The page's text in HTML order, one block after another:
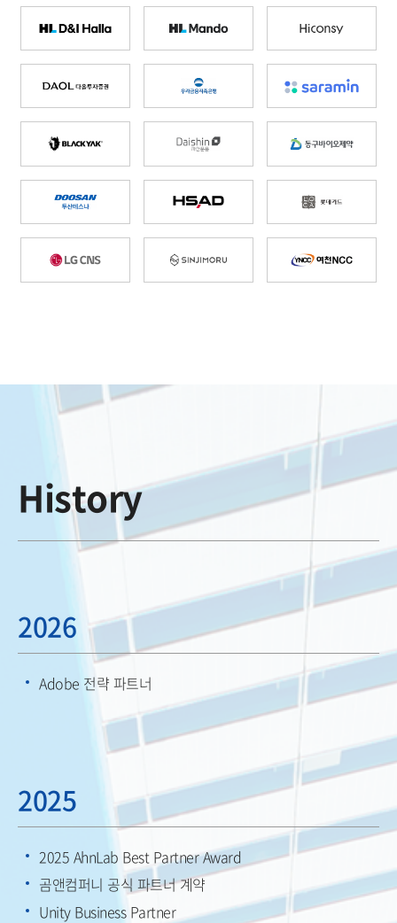
History
2026
Adobe 전략 파트너
2025
2025 AhnLab Best Partner Award
곰앤컴퍼니 공식 파트너 계약
Unity Business Partner